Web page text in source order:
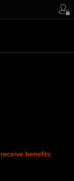
receive benefits: